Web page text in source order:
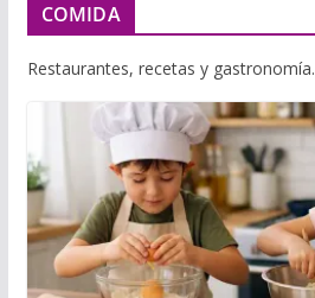
COMIDA
Restaurantes, recetas y gastronomía.